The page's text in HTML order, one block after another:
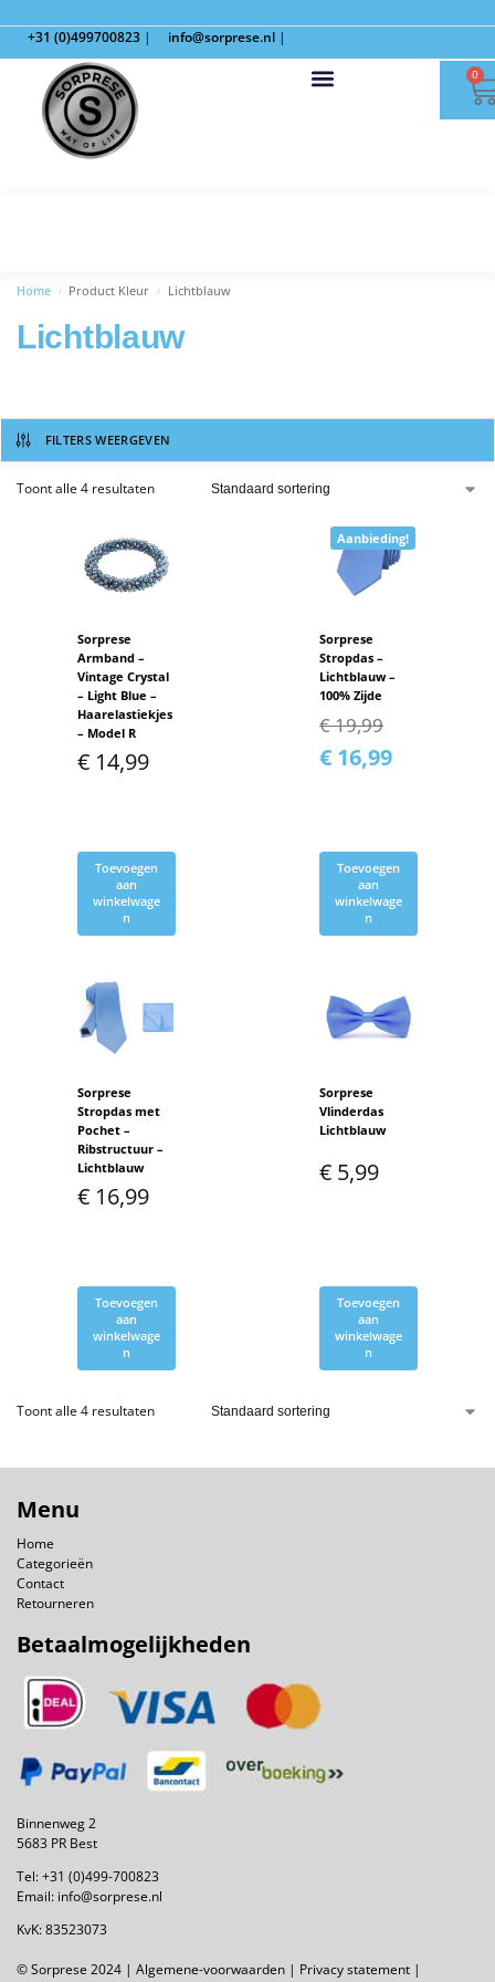
+31 (0)499700823 | info@sorprese.nl |
0
Home / Product Kleur / Lichtblauw
Lichtblauw
FILTERS WEERGEVEN
Toont alle 4 resultaten
Sorprese
Armband –
Vintage Crystal
– Light Blue –
Haarelastiekjes
– Model R
€ 14,99
Toevoegen
aan
winkelwage
n
Aanbieding!
Sorprese
Stropdas –
Lichtblauw –
100% Zijde
€19,99
€ 16,99
Toevoegen
aan
winkelwage
n
Sorprese
Stropdas met
Pochet –
Ribstructuur –
Lichtblauw
€ 16,99
Toevoegen
aan
winkelwage
n
Sorprese
Vlinderdas
Lichtblauw
€ 5,99
Toevoegen
aan
winkelwage
n
Toont alle 4 resultaten
Menu
Home
Categorieën
Contact
Retourneren
Betaalmogelijkheden
Binnenweg 2
5683 PR Best
Tel:+31 (0)499-700823
Email: info@sorprese.nl
KvK: 83523073
© Sorprese 2024 | Algemene-voorwaarden | Privacy statement |